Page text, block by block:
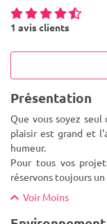
1 avis clients
Présentation
Que vous soyez
plaisir est grand et
humeur.
Pour tous vos
réservons toujours
Voir Moins